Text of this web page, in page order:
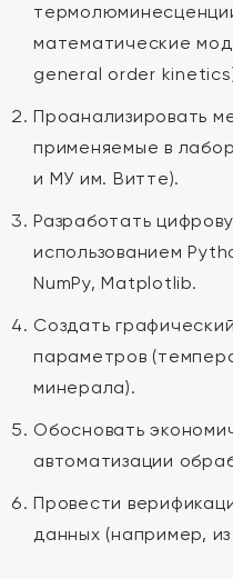
математические
general order
Проанализировать
применяемые в
и МУ им. Витте).
Разработать
использованием
NumPy, Matplotlib.
Создать
параметров
минерала).
Обосновать
автоматизации
Провести
данных (например,